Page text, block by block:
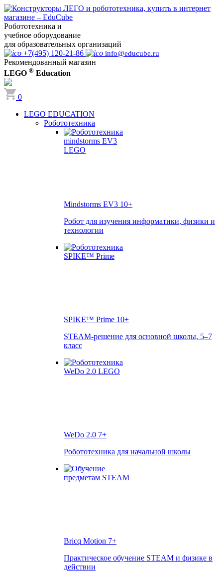
Робототехника и
учебное оборудование
для образовательных организаций
+7(495) 120-21-86
info@educube.ru
Рекомендованный магазин
LEGO ® Education
0
LEGO EDUCATION
Робототехника
Mindstorms EV3 10+
Робот для изучения информатики, физики и
технологии
SPIKE™ Prime 10+
STEAM-решение для основной школы, 5–7
класс
WeDo 2.0 7+
Робототехника для начальной школы
Bricq Motion 7+
Практическое обучение STEAM и физике в
действии